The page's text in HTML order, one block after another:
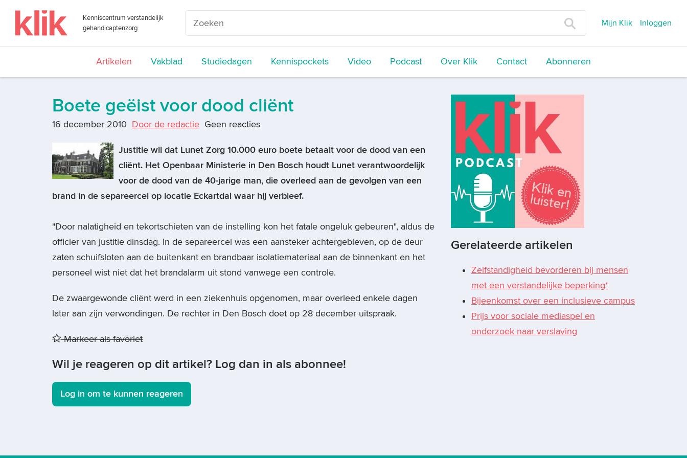
Kenniscentrum verstandelijk
gehandicaptenzorg
Mijn Klik Inloggen
Artikelen Vakblad Studiedagen Kennispockets Video Podcast Over Klik Contact Abonneren
Boete geëist voor dood cliënt
16 december 2010 Door de redactie Geen reacties
Justitie wil dat Lunet Zorg 10.000 euro boete betaalt voor de dood van een
cliënt. Het Openbaar Ministerie in Den Bosch houdt Lunet verantwoordelijk
voor de dood van de 40-jarige man, die overleed aan de gevolgen van een
brand in de separeercel op locatie Eckartdal waar hij verbleef.
"Door nalatigheid en tekortschieten van de instelling kon het fatale ongeluk gebeuren", aldus de
officier van justitie dinsdag. In de separeercel was een aansteker achtergebleven, op de deur
zaten schuifsloten aan de buitenkant en brandbaar isolatiemateriaal aan de binnenkant en het
personeel wist niet dat het brandalarm uit stond vanwege een controle.
De zwaargewonde cliënt werd in een ziekenhuis opgenomen, maar overleed enkele dagen
later aan zijn verwondingen. De rechter in Den Bosch doet op 28 december uitspraak.
Markeer als favoriet
Wil je reageren op dit artikel? Log dan in als abonnee!
Log in om te kunnen reageren
Gerelateerde artikelen
Zelfstandigheid bevorderen bij mensen
met een verstandelijke beperking*
Bijeenkomst over een inclusieve campus
Prijs voor sociale mediaspel en
onderzoek naar verslaving